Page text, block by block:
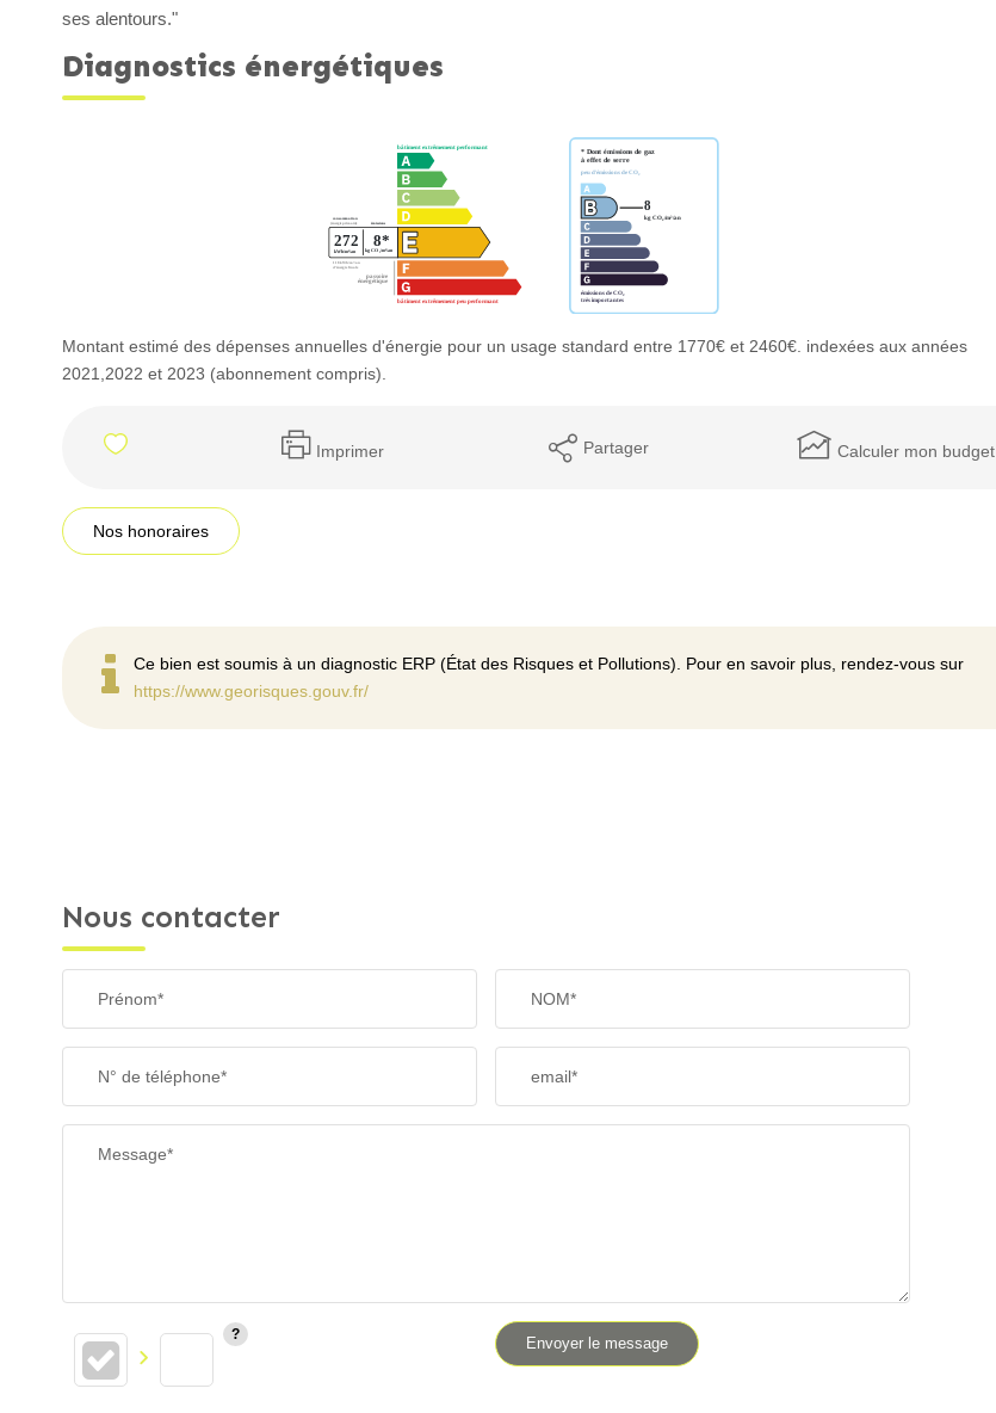
ses alentours."
Diagnostics énergétiques
Montant estimé des dépenses annuelles d'énergie pour un usage standard entre 1770€ et 2460€. indexées aux années
2021,2022 et 2023 (abonnement compris).
Imprimer Partager Calculer mon budget
Nos honoraires
Ce bien est soumis à un diagnostic ERP (État des Risques et Pollutions). Pour en savoir plus, rendez-vous sur
https://www.georisques.gouv.fr/
Nous contacter
Prénom* NOM*
N° de téléphone* email*
Message*
Envoyer le message